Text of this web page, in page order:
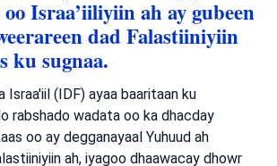
Israa’iiliyiin ah ay gubeen
dad Falastiiniyiin
ku sugnaa.
Israa'iil (IDF) ayaa baaritaan ku
rabshado wadata oo ka dhacday
oo ay degganayaal Yuhuud ah
ah, iyagoo dhaawacay dhowr